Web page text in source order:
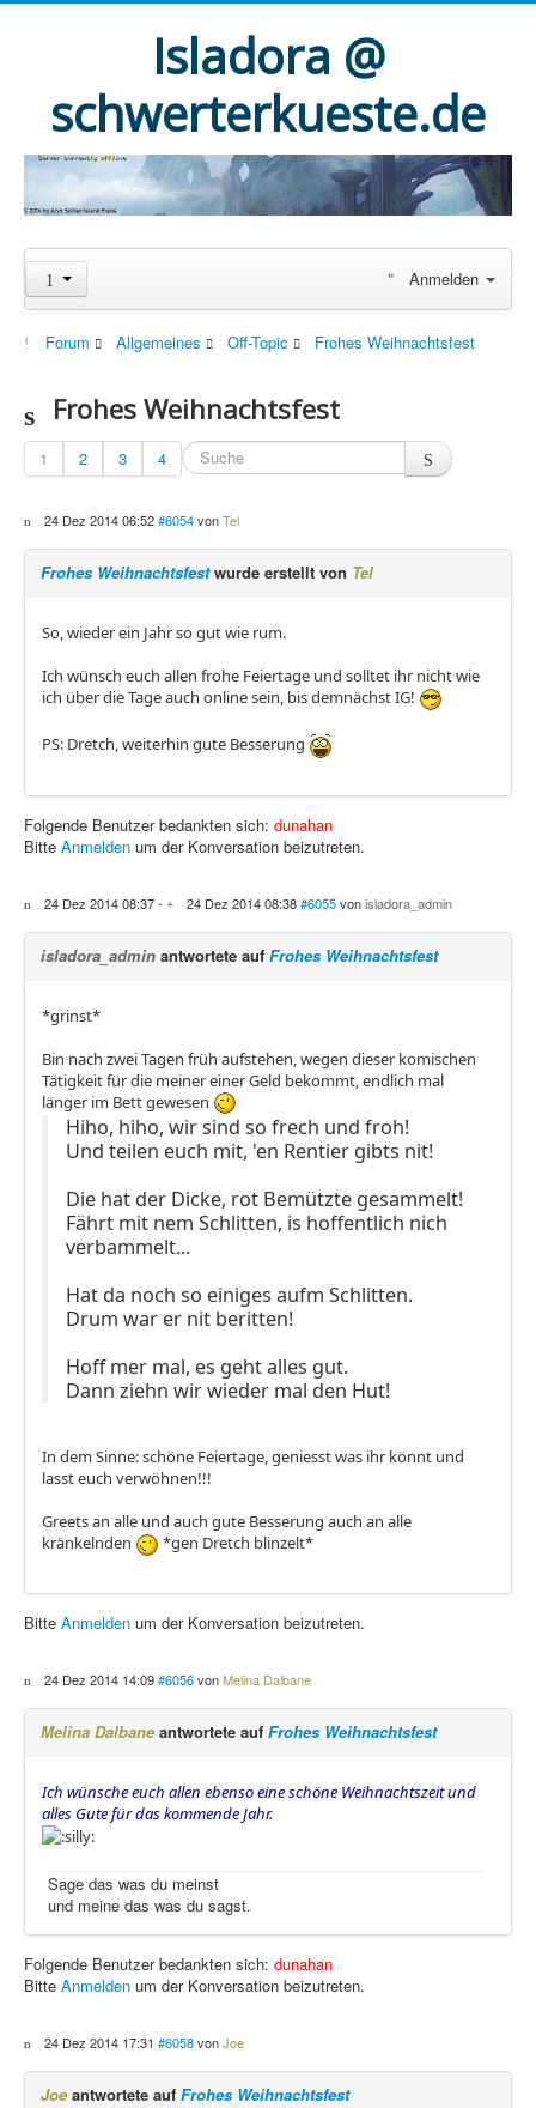
Isladora @
schwerterkueste.de
Anmelden
Forum Allgemeines Off-Topic Frohes Weihnachtsfest
Frohes Weihnachtsfest
1 2 3 4
24 Dez 2014 06:52#6054vonTel
Frohes Weihnachtsfestwurde erstellt von Tel
So, wieder ein Jahr so gut wie rum.
Ich wünsch euch allen frohe Feiertage und solltet ihr nicht wie
ich über die Tage auch online sein, bis demnächst IG!
PS: Dretch, weiterhin gute Besserung
Folgende Benutzer bedankten sich: dunahan
Bitte Anmelden um der Konversation beizutreten.
24 Dez 2014 08:37- 24 Dez 2014 08:38#6055vonisladora_admin
isladora_admin antwortete auf Frohes Weihnachtsfest
*grinst*
Bin nach zwei Tagen früh aufstehen, wegen dieser komischen
Tätigkeit für die meiner einer Geld bekommt, endlich mal
länger im Bett gewesen
Hiho, hiho, wir sind so frech und froh!
Und teilen euch mit, 'en Rentier gibts nit!
Die hat der Dicke, rot Bemützte gesammelt!
Fährt mit nem Schlitten, is hoffentlich nich
verbammelt...
Hat da noch so einiges aufm Schlitten.
Drum war er nit beritten!
Hoff mer mal, es geht alles gut.
Dann ziehn wir wieder mal den Hut!
In dem Sinne: schöne Feiertage, geniesst was ihr könnt und
lasst euch verwöhnen!!!
Greets an alle und auch gute Besserung auch an alle
kränkelnden
*gen Dretch blinzelt*
Bitte Anmelden um der Konversation beizutreten.
24 Dez 2014 14:09#6056vonMelina Dalbane
Melina Dalbane antwortete auf Frohes Weihnachtsfest
Ich wünsche euch allen ebenso eine schöne Weihnachtszeit und
alles Gute für das kommende Jahr.
Sage das was du meinst
und meine das was du sagst.
Folgende Benutzer bedankten sich: dunahan
Bitte Anmelden um der Konversation beizutreten.
24 Dez 2014 17:31 #6058vonJoe
Joe antwortete auf Frohes Weihnachtsfest